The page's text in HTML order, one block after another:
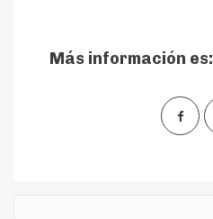
Más información es: